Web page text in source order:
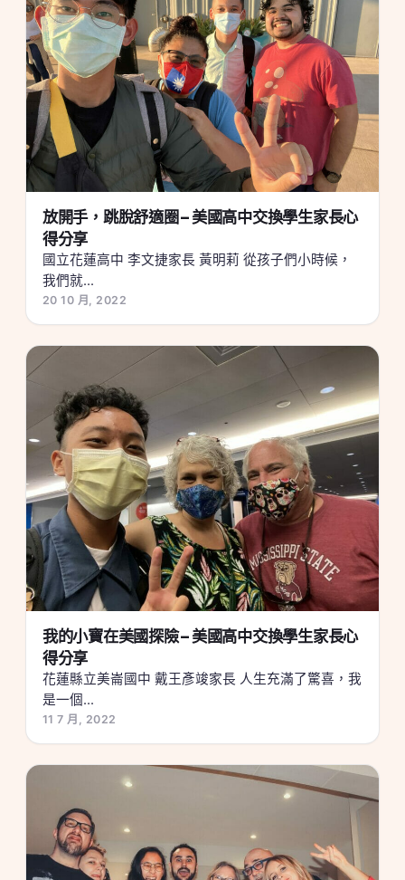
放開手，跳脫舒適圈 – 美國高中交換學生家長心
得分享
國立花蓮高中 李文捷家長 黃明莉 從孩子們小時候，
我們就...
20 10 月, 2022
我的小寶在美國探險 – 美國高中交換學生家長心
得分享
花蓮縣立美崙國中 戴王彥竣家長 人生充滿了驚喜，我
是一個...
11 7 月, 2022